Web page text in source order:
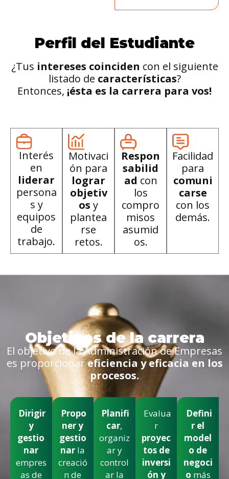
Perfil del Estudiante
¿Tus intereses coinciden con el siguiente
listado de características?
Entonces, ¡ésta es la carrera para vos!
Interés
en
liderar
persona
s y
equipos
de
trabajo.
Motivaci
ón para
lograr
objetiv
os y
plantea
rse
retos.
Respon
sabilid
ad con
los
compro
misos
asumid
os.
Facilidad
para
comuni
carse
con los
demás.
Objetivos de la carrera
El objetivo de la Administración de Empresas
es proporcionareficiencia y eficacia en los
procesos.
Dirigir
y
gestio
nar
empres
as de
Propo
ner y
gestio
nar la
creació
n de
Planifi
car,
organiz
ar y
control
ar la
Evalua
r
proyec
tos de
inversi
ón y
Defini
r el
model
o de
negoci
o más